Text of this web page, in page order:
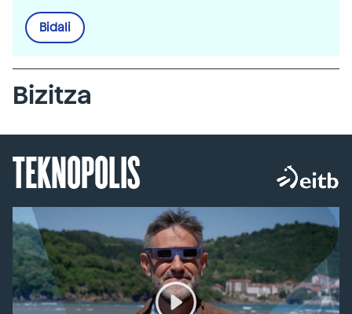
Bidali
Bizitza
TEKNOPOLIS